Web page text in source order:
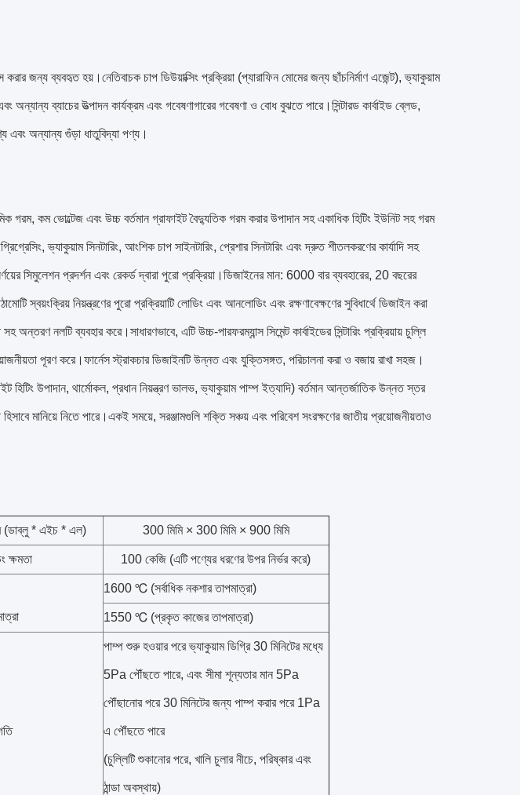
করার জন্য ব্যবহৃত হয়।নেতিবাচক চাপ ডিউয়াক্সিং প্রক্রিয়া (প্যারাফিন মোমের জন্য ছাঁচনির্মাণ এজেন্ট), ভ্যাকুয়াম
অন্যান্য ব্যাচের উত্পাদন কার্যক্রম এবং গবেষণাগারের গবেষণা ও বোধ বুঝতে পারে।সিন্টারড কার্বাইড ব্লেড,
এবং অন্যান্য গুঁড়া ধাতুবিদ্যা পণ্য।
গরম, কম ভোল্টেজ এবং উচ্চ বর্তমান গ্রাফাইট বৈদ্যুতিক গরম করার উপাদান সহ একাধিক হিটিং ইউনিট সহ গরম
ভ্যাকুয়াম সিনটারিং, আংশিক চাপ সাইনটারিং, প্রেশার সিনটারিং এবং দ্রুত শীতলকরণের কার্যাদি সহ
সিমুলেশন প্রদর্শন এবং রেকর্ড দ্বারা পুরো প্রক্রিয়া।ডিজাইনের মান: 6000 বার ব্যবহারের, 20 বছরের
স্বয়ংক্রিয় নিয়ন্ত্রণের পুরো প্রক্রিয়াটি লোডিং এবং আনলোডিং এবং রক্ষণাবেক্ষণের সুবিধার্থে ডিজাইন করা
অন্তরণ নলটি ব্যবহার করে।সাধারণভাবে, এটি উচ্চ-পারফরম্যান্স সিমেন্ট কার্বাইডের সিন্টারিং প্রক্রিয়ায় চুল্লি
পূরণ করে।ফার্নেস স্ট্রাকচার ডিজাইনটি উন্নত এবং যুক্তিসঙ্গত, পরিচালনা করা ও বজায় রাখা সহজ।
হিটিং উপাদান, থার্মোকল, প্রধান নিয়ন্ত্রণ ভালভ, ভ্যাকুয়াম পাম্প ইত্যাদি) বর্তমান আন্তর্জাতিক উন্নত স্তর
হিসাবে মানিয়ে নিতে পারে।একই সময়ে, সরঞ্জামগুলি শক্তি সঞ্চয় এবং পরিবেশ সংরক্ষণের জাতীয় প্রয়োজনীয়তাও
(ডাব্লু * এইচ * এল) 300 মিমি × 300 মিমি × 900 মিমি
ক্ষমতা 100 কেজি (এটি পণ্যের ধরণের উপর নির্ভর করে)
1600 ℃ (সর্বাধিক নকশার তাপমাত্রা)
1550 ℃ (প্রকৃত কাজের তাপমাত্রা)
পাম্প শুরু হওয়ার পরে ভ্যাকুয়াম ডিগ্রি 30 মিনিটের মধ্যে
5Pa পৌঁছতে পারে, এবং সীমা শূন্যতার মান 5Pa
পৌঁছানোর পরে 30 মিনিটের জন্য পাম্প করার পরে 1Pa
এ পৌঁছতে পারে
(চুল্লিটি শুকানোর পরে, খালি চুলার নীচে, পরিষ্কার এবং
ঠান্ডা অবস্থায়)